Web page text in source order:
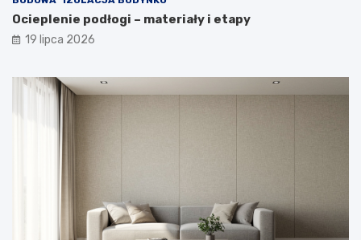
Ocieplenie podłogi – materiały i etapy
19 lipca 2026